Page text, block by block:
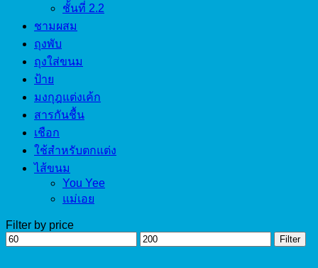
ชั้นที่ 2.2
ชามผสม
ถุงพับ
ถุงใส่ขนม
ป้าย
มงกุฎแต่งเค้ก
สารกันชื้น
เชือก
ใช้สำหรับตกแต่ง
ไส้ขนม
You Yee
แม่เอย
Filter by price
Min
price
Max
price
Filter